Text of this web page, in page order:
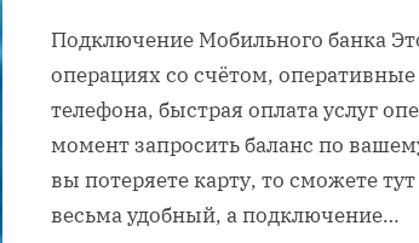
Подключение Мобильного банка
операциях со счётом,
телефона, быстрая оплата услуг
момент запросить баланс по
вы потеряете карту, то сможете
весьма удобный, а подключение…